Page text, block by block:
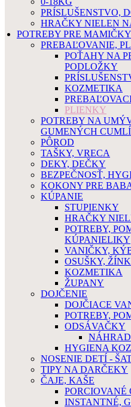
PRÍSLUŠENSTVO,
HRAČKY NIELEN
POTREBY PRE MAMIČKY
PREBAĽOVANIE,
POŤAHY NA
PODLOŽKY
KOZMETIKA
PLIENKY
POTREBY NA
GUMENÝCH
PÔROD
TAŠKY, VRECA
DEKY, DEČKY
BEZPEČNOSŤ,
KOKONY PRE
KÚPANIE
STUPIENKY
HRAČKY
POTREBY,
KÚPANIELIKY
VANIČKY,
OSUŠKY,
KOZMETIKA
ŽUPANY
DOJČENIE
DOJČIACE
POTREBY,
ODSÁVAČKY
HYGIENA
NOSENIE DETÍ -
TIPY NA DARČEKY
ČAJE, KAŠE
PORCIOVANÉ
INSTANTNÉ,